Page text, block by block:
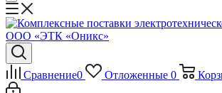
Сравнение0 Отложенные 0